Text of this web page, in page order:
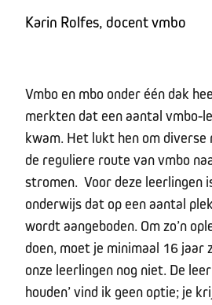
Karin Rolfes, docent vmbo
Vmbo en mbo onder één dak
merkten dat een aantal vmbo-
kwam. Het lukt hen om diverse
de reguliere route van vmbo
stromen. Voor deze leerlingen
onderwijs dat op een aantal
wordt aangeboden. Om zo’n
doen, moet je minimaal 16 jaar
onze leerlingen nog niet. De
houden’ vind ik geen optie; je